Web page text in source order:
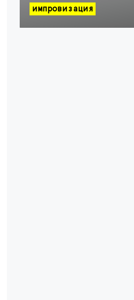
импровизация